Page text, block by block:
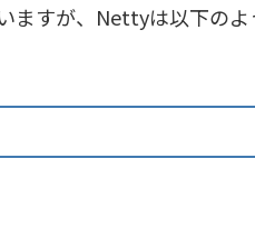
すが、Nettyは以下の